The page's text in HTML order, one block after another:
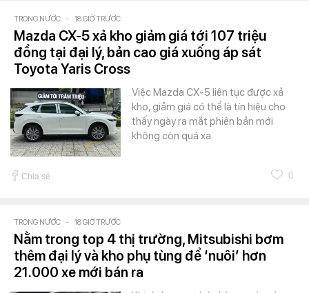
TRONG NƯỚC - 18 GIỜ TRƯỚC
Mazda CX-5 xả kho giảm giá tới 107 triệu
đồng tại đại lý, bản cao giá xuống áp sát
Toyota Yaris Cross
Việc Mazda CX-5 liên tục được xả
kho, giảm giá có thể là tín hiệu cho
thấy ngày ra mắt phiên bản mới
không còn quá xa.
Chia sẻ 0
TRONG NƯỚC - 18 GIỜ TRƯỚC
Nằm trong top 4 thị trường, Mitsubishi bơm
thêm đại lý và kho phụ tùng để ‘nuôi’ hơn
21.000 xe mới bán ra